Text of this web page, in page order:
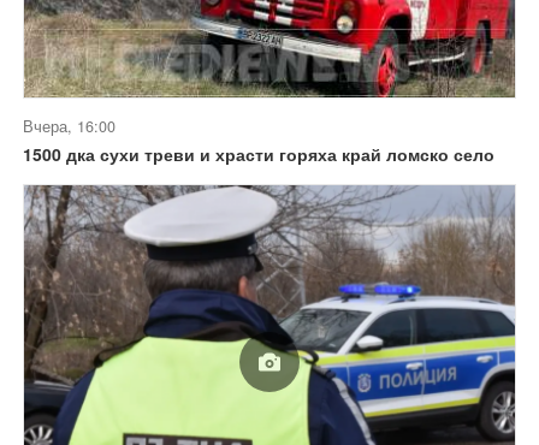
Вчера, 16:00
1500 дка сухи треви и храсти горяха край ломско село